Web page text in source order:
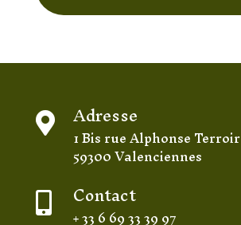
 Adresse
1 Bis rue Alphonse Terroir
59300 Valenciennes
 Contact
+ 33 6 69 33 39 97